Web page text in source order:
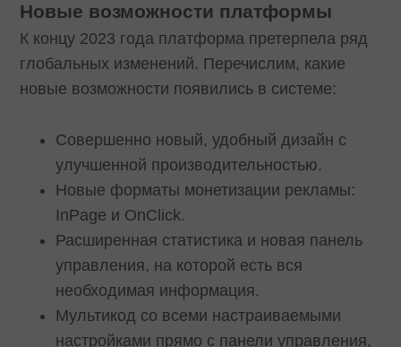
Новые возможности платформы
К концу 2023 года платформа претерпела ряд
глобальных изменений. Перечислим, какие
новые возможности появились в системе:
Совершенно новый, удобный дизайн с
улучшенной производительностью.
Новые форматы монетизации рекламы:
InPage и OnClick.
Расширенная статистика и новая панель
управления, на которой есть вся
необходимая информация.
Мультикод со всеми настраиваемыми
настройками прямо с панели управления,